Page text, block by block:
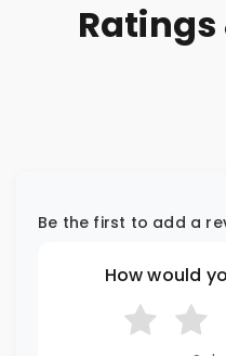
Ratings
Be the first to add a
How would